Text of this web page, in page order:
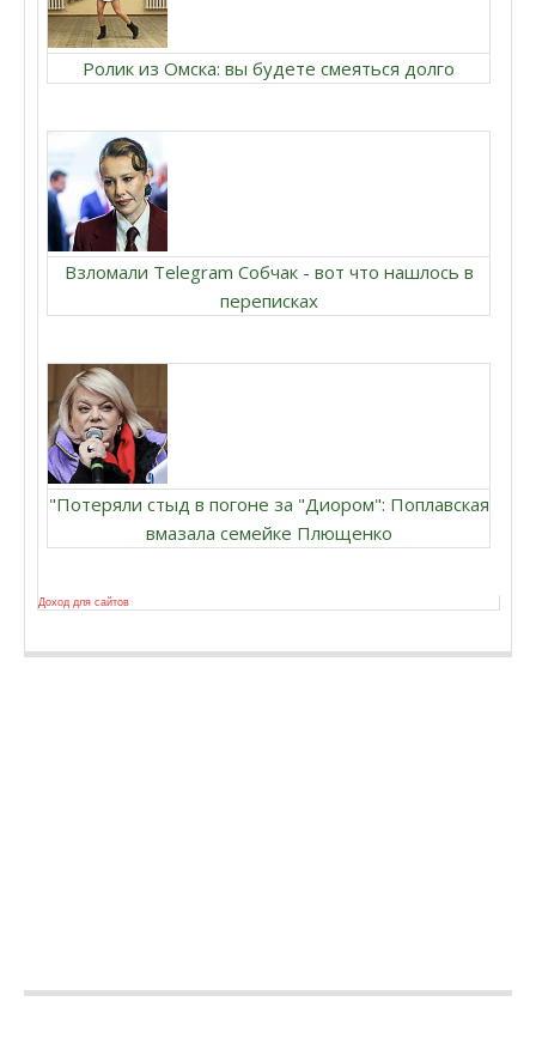
Ролик из Омска: вы будете смеяться долго
Взломали Telegram Собчак - вот что нашлось в
переписках
"Потеряли стыд в погоне за "Диором": Поплавская
вмазала семейке Плющенко
Доход для сайтов